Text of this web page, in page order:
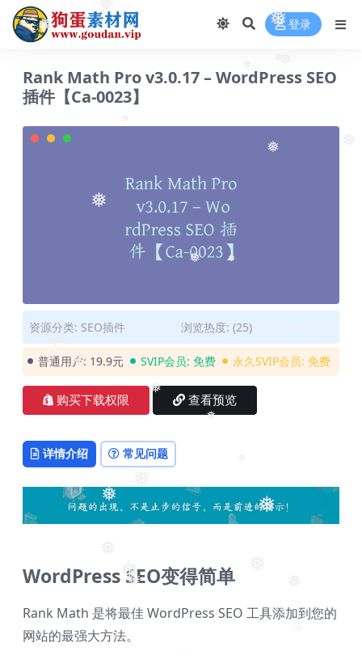
❅
❅
❅
❅
❅
❅
❅
❅
❅ ❅
❅
❅
❅ 登录
Rank Math Pro v3.0.17 – WordPress SEO
插件【Ca-0023】
资源分类: SEO插件 浏览热度: (25)
普通用户: 19.9元 SVIP会员: 免费 永久SVIP会员: 免费
购买下载权限 查看预览
详情介绍 常见问题
WordPress SEO变得简单
Rank Math 是将最佳 WordPress SEO 工具添加到您的
网站的最强大方法。